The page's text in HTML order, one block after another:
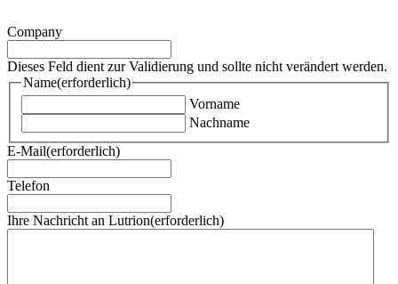
Company
Dieses Feld dient zur Validierung und sollte nicht verändert werden.
Name(erforderlich)
Vorname
Nachname
E-Mail(erforderlich)
Telefon
Ihre Nachricht an Lutrion(erforderlich)